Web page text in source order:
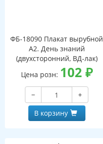
ФБ-18090 Плакат вырубной
А2. День знаний
(двухсторонний, ВД-лак)
Цена розн: 102 ₽
−
+
В корзину